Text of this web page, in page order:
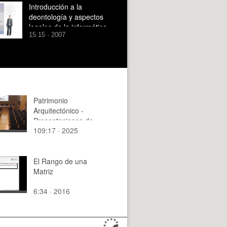
Introducción a la
deontología y aspectos
legales de la informática
15:15 · 2007
Patrimonio
Arquitectónico -
Presentaciones de
trabajos y
109:17 · 2025
El Rango de una
Matriz
6:34 · 2016